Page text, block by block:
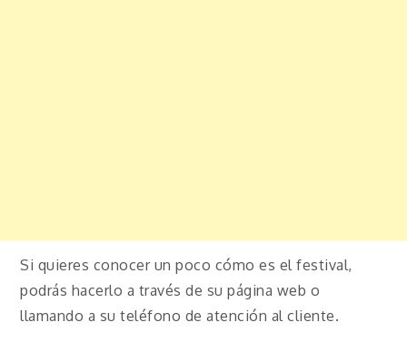
Si quieres conocer un poco cómo es el festival,
podrás hacerlo a través de su página web o
llamando a su teléfono de atención al cliente.